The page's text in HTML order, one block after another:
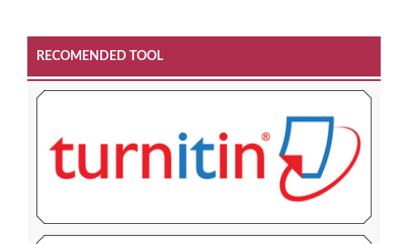
RECOMENDED TOOL